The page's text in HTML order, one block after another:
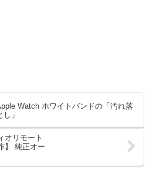
Watch ホワイトバンドの「汚れ落
し」
オリモート
】 純正オー